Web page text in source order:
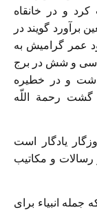
کرد و در خانقاه
گویند در
عمر گرامیش به
سى و شش در برج
و در خطیره
گشت رحمة اللّه
یادگار است
و مکاتیب
انبیاء براى